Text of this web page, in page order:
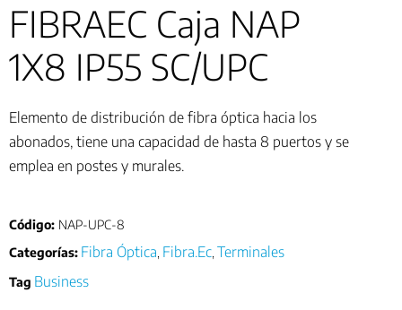
FIBRAEC Caja NAP
1X8 IP55 SC/UPC
Elemento de distribución de fibra óptica hacia los
abonados, tiene una capacidad de hasta 8 puertos y se
emplea en postes y murales.
Código: NAP-UPC-8
Categorías: Fibra Óptica Fibra.Ec Terminales
Tag Business